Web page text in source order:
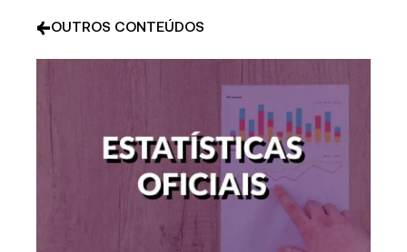
OUTROS CONTEÚDOS